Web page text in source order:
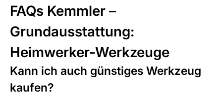
FAQs Kemmler –
Grundausstattung:
Heimwerker-Werkzeuge
Kann ich auch günstiges Werkzeug
kaufen?